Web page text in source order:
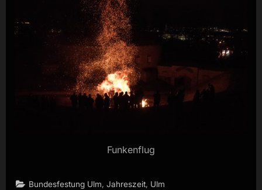
Funkenflug
Bundesfestung Ulm ,Jahreszeit Ulm